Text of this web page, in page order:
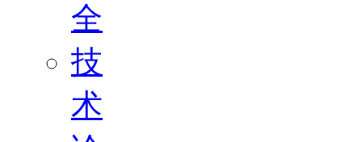
全
技
术